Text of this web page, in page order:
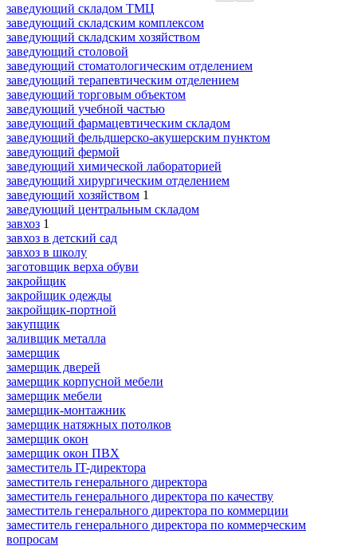
заведующий складом ТМЦ
заведующий складским комплексом
заведующий складским хозяйством
заведующий столовой
заведующий стоматологическим отделением
заведующий терапевтическим отделением
заведующий торговым объектом
заведующий учебной частью
заведующий фармацевтическим складом
заведующий фельдшерско-акушерским пунктом
заведующий фермой
заведующий химической лабораторией
заведующий хирургическим отделением
заведующий хозяйством 1
заведующий центральным складом
завхоз 1
завхоз в детский сад
завхоз в школу
заготовщик верха обуви
закройщик
закройщик одежды
закройщик-портной
закупщик
заливщик металла
замерщик
замерщик дверей
замерщик корпусной мебели
замерщик мебели
замерщик-монтажник
замерщик натяжных потолков
замерщик окон
замерщик окон ПВХ
заместитель IT-директора
заместитель генерального директора
заместитель генерального директора по качеству
заместитель генерального директора по коммерции
заместитель генерального директора по коммерческим
вопросам